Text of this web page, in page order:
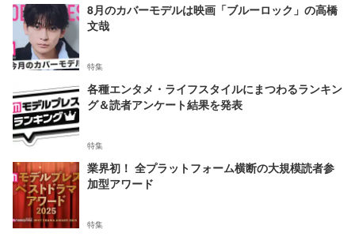
8月のカバーモデルは映画「ブルーロック」の高橋
文哉
特集
各種エンタメ・ライフスタイルにまつわるランキン
グ＆読者アンケート結果を発表
特集
業界初！ 全プラットフォーム横断の大規模読者参
加型アワード
特集